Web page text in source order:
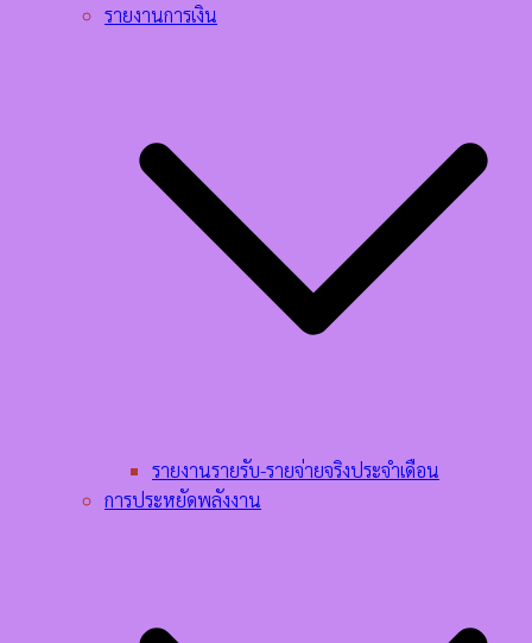
รายงานการเงิน
รายงานรายรับ-รายจ่ายจริงประจำเดือน
การประหยัดพลังงาน